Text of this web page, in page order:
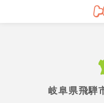
岐阜県飛騨